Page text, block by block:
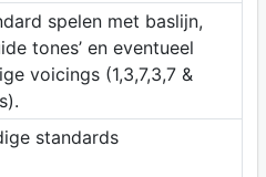
spelen met baslijn,
tones’ en eventueel
voicings (1,3,7,3,7 &
standards